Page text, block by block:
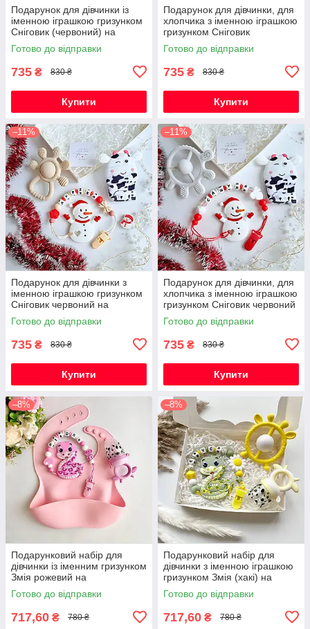
Подарунок для дівчинки із
іменною іграшкою гризунком
Сніговик (червоний) на
Новорічні свята
Готово до відправки
735 ₴ 830 ₴
Купити
Подарунок для дівчинки, для
хлопчика з іменною іграшкою
гризунком Сніговик
(червоний) на Новорічні
свята
Готово до відправки
735 ₴ 830 ₴
Купити
–11%
Подарунок для дівчинки з
іменною іграшкою гризунком
Сніговик червоний на
Новорічні свята
Готово до відправки
735 ₴ 830 ₴
Купити
–11%
Подарунок для дівчинки, для
хлопчика з іменною іграшкою
гризунком Сніговик червоний
на Новорічні свята
Готово до відправки
735 ₴ 830 ₴
Купити
–8%
Подарунковий набір для
дівчинки із іменним гризунком
Змія рожевий на
народження, хрестини,
виписку, півроку
Готово до відправки
717,60 ₴ 780 ₴
–8%
Подарунковий набір для
дівчинки з іменною іграшкою
гризунком Змія (хакі) на
виписку, хрестини, півроку
Готово до відправки
717,60 ₴ 780 ₴